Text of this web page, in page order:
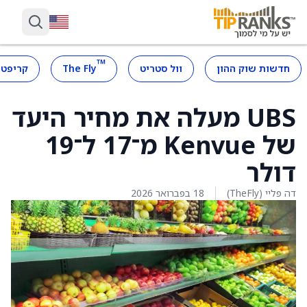
חדשות שוק ההון וול סטריט ™
The Fly
UBS מעלה את מחיר היעד
של Kenvue מ־17 ל־19
דולר
דה פליי (TheFly) 18 בפברואר 2026